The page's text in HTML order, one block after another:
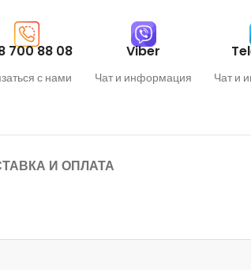
700 88 08
с нами
Viber
Чат и информация Чат и
И ОПЛАТА